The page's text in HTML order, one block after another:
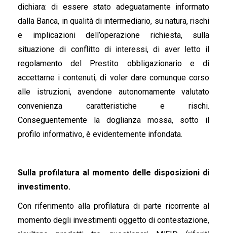
dichiara: di essere stato adeguatamente informato
dalla Banca, in qualità di intermediario, su natura, rischi
e implicazioni dell’operazione richiesta, sulla
situazione di conflitto di interessi, di aver letto il
regolamento del Prestito obbligazionario e di
accettarne i contenuti, di voler dare comunque corso
alle istruzioni, avendone autonomamente valutato
convenienza caratteristiche e rischi.
Conseguentemente la doglianza mossa, sotto il
profilo informativo, è evidentemente infondata.
Sulla profilatura al momento delle disposizioni di
investimento.
Con riferimento alla profilatura di parte ricorrente al
momento degli investimenti oggetto di contestazione,